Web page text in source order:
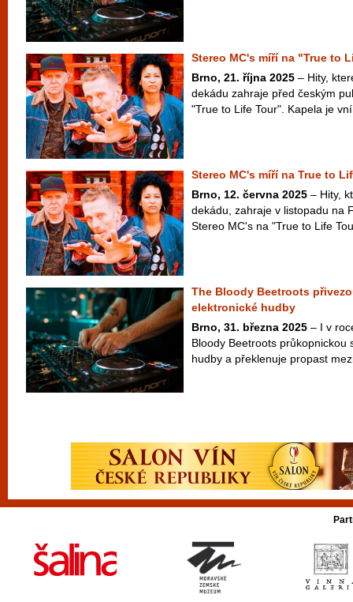
Stereo MC's míří na "True to
Brno, 21. října 2025 – Hity,
dekádu zahraje před českým
"True to Life Tour". Kapela je
Stereo MC's míří na True to
Brno, 12. června 2025 – Hity,
dekádu, zahraje v listopadu na
Stereo MC's na "True to Life
The Bloody Beetroots
elektronické hudby
Brno, 31. března 2025 – I v
Bloody Beetroots průkopnickou
hudby a překlenuje propast